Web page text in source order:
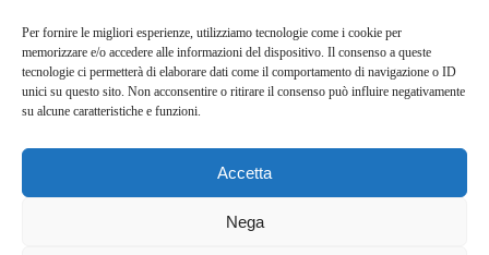
Per fornire le migliori esperienze, utilizziamo tecnologie come i cookie per
memorizzare e/o accedere alle informazioni del dispositivo. Il consenso a queste
tecnologie ci permetterà di elaborare dati come il comportamento di navigazione o ID
unici su questo sito. Non acconsentire o ritirare il consenso può influire negativamente
su alcune caratteristiche e funzioni.
Accetta
Nega
About this website
Orbitare ogni giorno trova per te le notizie più rilevanti in
ambito space economy.
Address:
VIA USODIMARE 3 - 37138 - VERONA (VR)
redazione@bullet-network.com